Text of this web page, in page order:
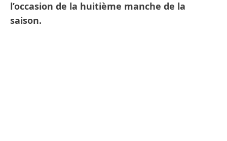
l’occasion de la huitième manche de la
saison.